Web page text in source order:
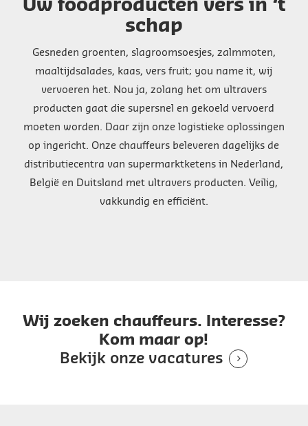
Uw foodproducten vers in ‘t
schap
Gesneden groenten, slagroomsoesjes, zalmmoten,
maaltijdsalades, kaas, vers fruit; you name it, wij
vervoeren het. Nou ja, zolang het om ultravers
producten gaat die supersnel en gekoeld vervoerd
moeten worden. Daar zijn onze logistieke oplossingen
op ingericht. Onze chauffeurs beleveren dagelijks de
distributiecentra van supermarktketens in Nederland,
België en Duitsland met ultravers producten. Veilig,
vakkundig en efficiënt.
Wij zoeken chauffeurs. Interesse?
Kom maar op!
Bekijk onze vacatures